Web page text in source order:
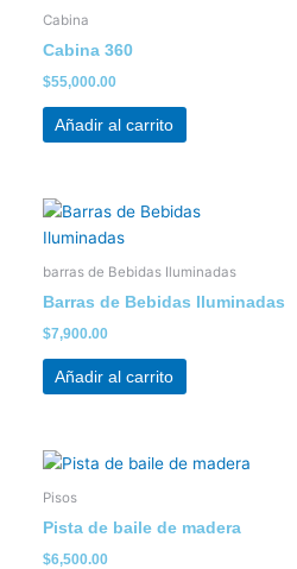
Cabina
Cabina 360
$55,000.00
Añadir al carrito
barras de Bebidas Iluminadas
Barras de Bebidas Iluminadas
$7,900.00
Añadir al carrito
Pisos
Pista de baile de madera
$6,500.00